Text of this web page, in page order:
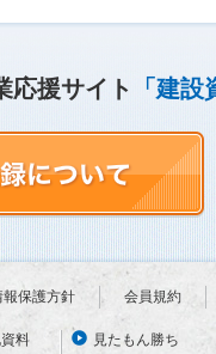
応援サイト 「建設
報保護方針 会員規約
料 見たもん勝ち